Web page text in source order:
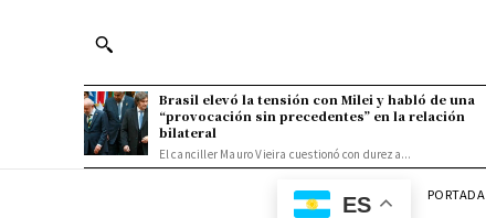
Brasil elevó la tensión con Milei y habló de una
“provocación sin precedentes” en la relación
bilateral
El canciller Mauro Vieira cuestionó con dureza...
ES PORTADA